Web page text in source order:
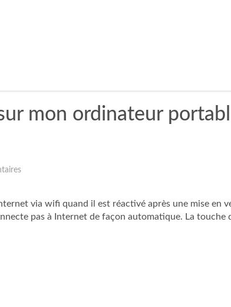
mon ordinateur
via wifi quand il est réactivé après une mise en
pas à Internet de façon automatique. La touche